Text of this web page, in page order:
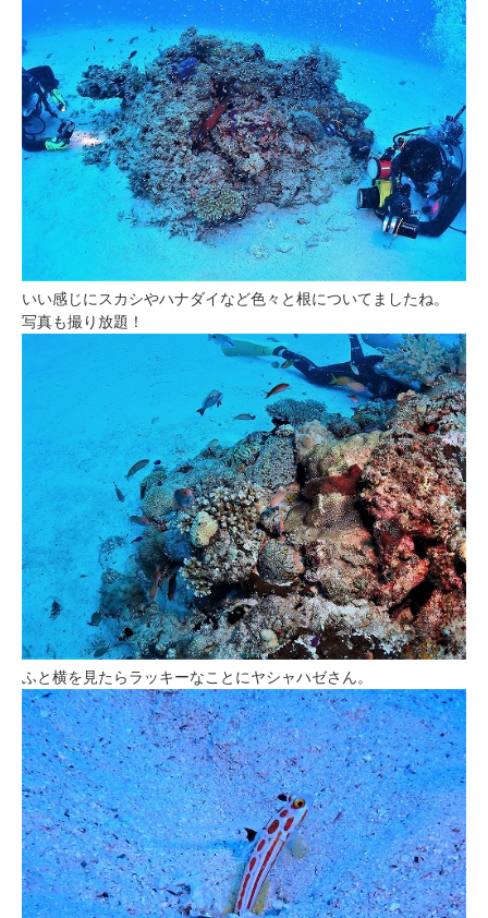
いい感じにスカシやハナダイなど色々と根についてましたね。
写真も撮り放題！
ふと横を見たらラッキーなことにヤシャハゼさん。